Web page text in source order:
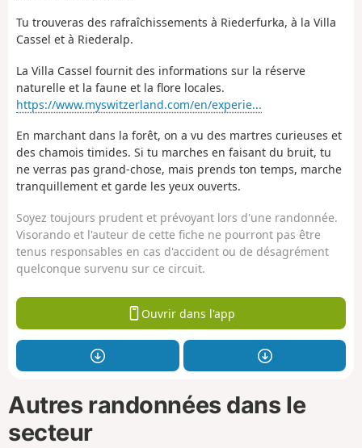
Tu trouveras des rafraîchissements à Riederfurka, à la Villa
Cassel et à Riederalp.
La Villa Cassel fournit des informations sur la réserve
naturelle et la faune et la flore locales.
https://www.myswitzerland.com/en/experie...
En marchant dans la forêt, on a vu des martres curieuses et
des chamois timides. Si tu marches en faisant du bruit, tu
ne verras pas grand-chose, mais prends ton temps, marche
tranquillement et garde les yeux ouverts.
Soyez toujours prudent et prévoyant lors d'une randonnée.
Visorando et l'auteur de cette fiche ne pourront pas être
tenus responsables en cas d'accident ou de désagrément
quelconque survenu sur ce circuit.
Ouvrir dans l'app
Autres randonnées dans le
secteur